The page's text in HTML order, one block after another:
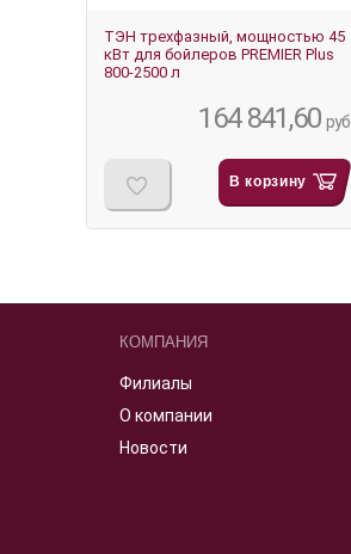
ТЭН трехфазный, мощностью 45
кВт для бойлеров PREMIER Plus
800-2500 л
164 841,60руб.
В корзину
КОМПАНИЯ
Филиалы
О компании
Новости